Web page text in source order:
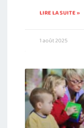
LIRE LA SUITE »
1 août 2025